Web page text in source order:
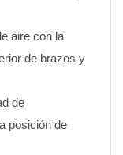
aire con la
de brazos y
de
posición de